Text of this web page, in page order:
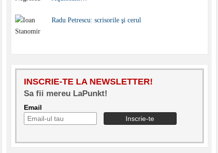
Radu Petrescu: scrisorile şi cerul
INSCRIE-TE LA NEWSLETTER!
Sa fii mereu LaPunkt!
Email